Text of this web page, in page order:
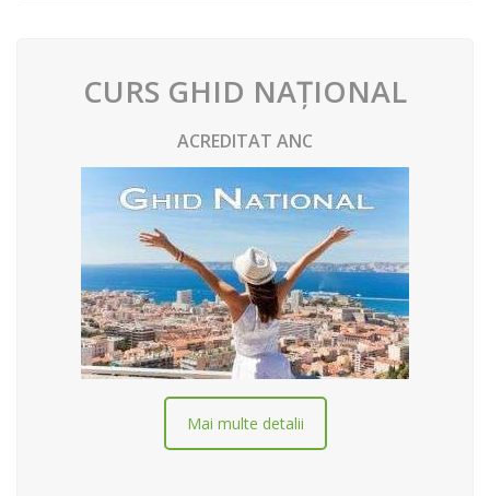
CURS GHID NAȚIONAL
ACREDITAT ANC
Mai multe detalii